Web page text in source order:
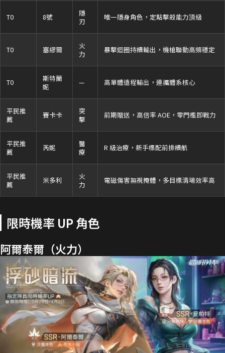
T0 8號
隱
刃
唯一隱身角色，定點擊殺能力頂級
T0 塞繆爾
火
力
暴擊迴圈持續輸出，機槍聯動高頻穩定
T0
斯特蘭
妮
— 高單體遠程輸出，連攜體系核心
平民推
薦
賽卡卡
突
擊
前期贈送，高倍率 AOE，零門檻即戰力
平民推
薦
芮妮
醫
療
R 級治療，新手標配前排續航
平民推
薦
米多利
火
力
電磁傷害無視掩體，多目標清場效率高
限時機率 UP 角色
阿爾泰爾（火力）